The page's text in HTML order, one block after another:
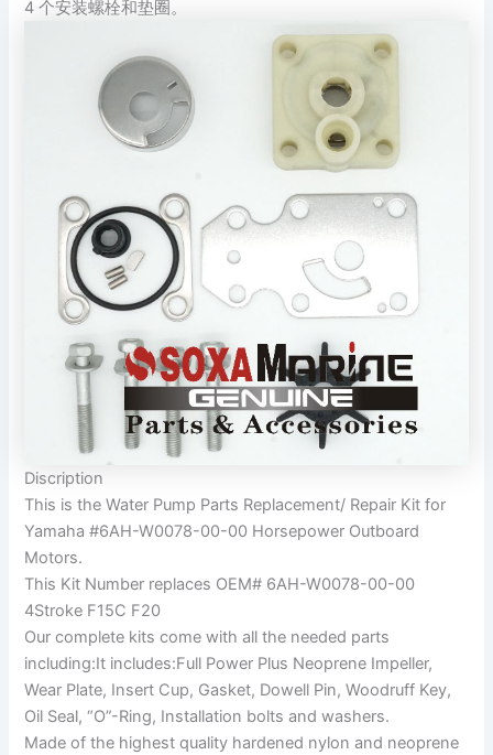
4 个安装螺栓和垫圈。
Discription
This is the Water Pump Parts Replacement/ Repair Kit for
Yamaha #6AH-W0078-00-00 Horsepower Outboard
Motors.
This Kit Number replaces OEM# 6AH-W0078-00-00
4Stroke F15C F20
Our complete kits come with all the needed parts
including:It includes:Full Power Plus Neoprene Impeller,
Wear Plate, Insert Cup, Gasket, Dowell Pin, Woodruff Key,
Oil Seal, “O”-Ring, Installation bolts and washers.
Made of the highest quality hardened nylon and neoprene